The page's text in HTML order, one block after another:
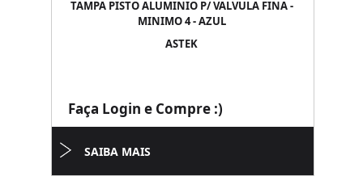
TAMPA PISTO ALUMINIO P/ VALVULA FINA -
MINIMO 4 - AZUL
ASTEK
Faça Login e Compre :)
SAIBA MAIS